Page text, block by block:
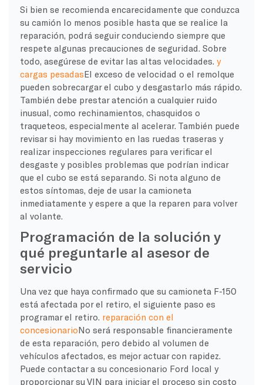
Si bien se recomienda encarecidamente que conduzca
su camión lo menos posible hasta que se realice la
reparación, podrá seguir conduciendo siempre que
respete algunas precauciones de seguridad. Sobre
todo, asegúrese de evitar las altas velocidades. y
cargas pesadasEl exceso de velocidad o el remolque
pueden sobrecargar el cubo y desgastarlo más rápido.
También debe prestar atención a cualquier ruido
inusual, como rechinamientos, chasquidos o
traqueteos, especialmente al acelerar. También puede
revisar si hay movimiento en las ruedas traseras y
realizar inspecciones regulares para verificar el
desgaste y posibles problemas que podrían indicar
que el cubo se está separando. Si nota alguno de
estos síntomas, deje de usar la camioneta
inmediatamente y espere a que la reparen para volver
al volante.
Programación de la solución y
qué preguntarle al asesor de
servicio
Una vez que haya confirmado que su camioneta F-150
está afectada por el retiro, el siguiente paso es
programar el retiro. reparación con el
concesionarioNo será responsable financieramente
de esta reparación, pero debido al volumen de
vehículos afectados, es mejor actuar con rapidez.
Puede contactar a su concesionario Ford local y
proporcionar su VIN para iniciar el proceso sin costo